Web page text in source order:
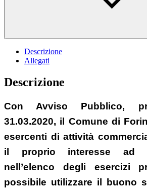
Descrizione
Allegati
Descrizione
Con Avviso Pubblico,
31.03.2020, il Comune di
esercenti di attività
il proprio interesse ad
nell’elenco degli esercizi
possibile utilizzare il buono